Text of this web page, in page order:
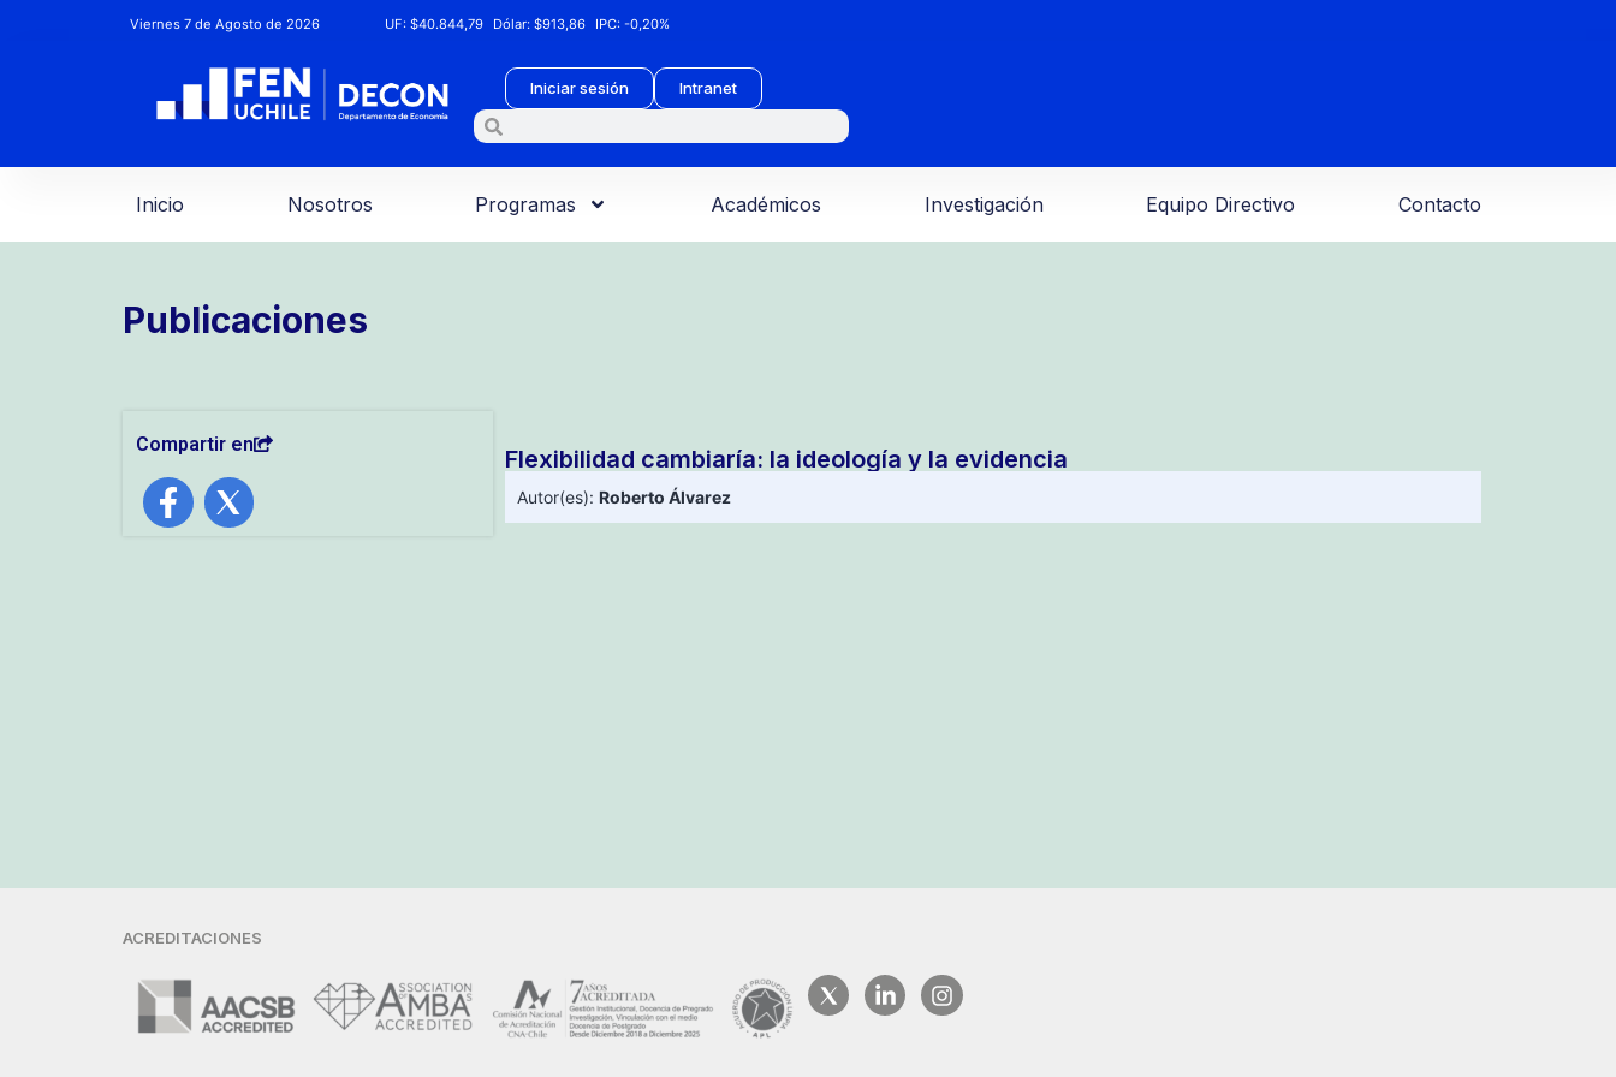
Viernes 7 de Agosto de 2026 UF:$40.844,79 Dólar:$913,86 IPC:-0,20%
Iniciar sesión Intranet
Inicio Nosotros Programas Académicos Investigación Equipo Directivo Contacto
Publicaciones
Compartir en
Flexibilidad cambiaría: la ideología y la evidencia
Autor(es): Roberto Álvarez
ACREDITACIONES